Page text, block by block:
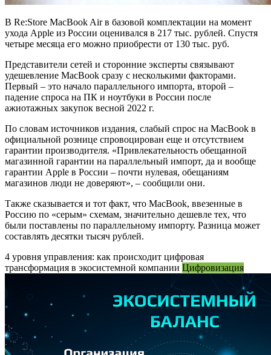
В Re:Store MacBook Air в базовой комплектации на момент
ухода Apple из России оценивался в 217 тыс. рублей. Спустя
четыре месяца его можно приобрести от 130 тыс. руб.
Представители сетей и сторонние эксперты связывают
удешевление MacBook сразу с несколькими факторами.
Первый – это начало параллельного импорта, второй –
падение спроса на ПК и ноутбуки в России после
ажиотажных закупок весной 2022 г.
По словам источников издания, слабый спрос на MacBook в
официальной рознице спровоцирован еще и отсутствием
гарантии производителя. «Привлекательность обещанной
магазинной гарантии на параллельный импорт, да и вообще
гарантии Apple в России – почти нулевая, обещаниям
магазинов люди не доверяют», – сообщили они.
Также сказывается и тот факт, что MacBook, ввезенные в
Россию по «серым» схемам, значительно дешевле тех, что
были поставлены по параллельному импорту. Разница может
составлять десятки тысяч рублей.
4 уровня управления: как происходит цифровая
трансформация в экосистемной компании Цифровизация